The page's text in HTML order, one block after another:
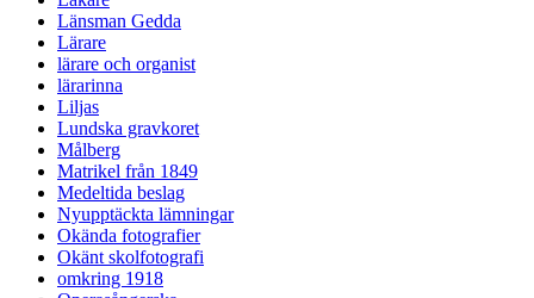
Länsman Gedda
Lärare
lärare och organist
lärarinna
Liljas
Lundska gravkoret
Målberg
Matrikel från 1849
Medeltida beslag
Nyupptäckta lämningar
Okända fotografier
Okänt skolfotografi
omkring 1918